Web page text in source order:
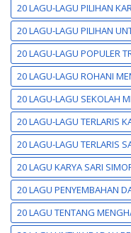
20 LAGU-LAGU PILIHAN
20 LAGU-LAGU PILIHAN
20 LAGU-LAGU POPULER
20 LAGU-LAGU ROHANI
20 LAGU-LAGU SEKOLAH
20 LAGU-LAGU TERLARIS
20 LAGU-LAGU TERLARIS
20 LAGU KARYA SARI
20 LAGU PENYEMBAHAN
20 LAGU TENTANG